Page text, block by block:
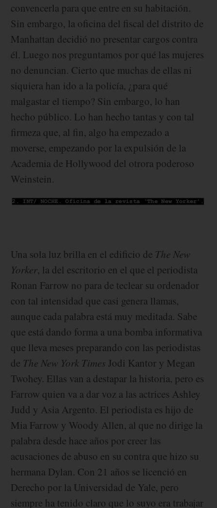
convencerla para que entre en su habitación.
Sin embargo, la oficina del fiscal del distrito de
Manhattan decidió no presentar cargos contra
él. Luego nos preguntamos por qué las mujeres
no denuncian. Cierto que muchas de ellas ni
siquiera han ido a la policía, ¿para qué
malgastar el tiempo? Sin embargo, lo han
hecho público. Lo han hecho tantas y con tal
firmeza que, al fin, algo ha empezado a
moverse, empezando por la expulsión de la
Academia de Hollywood del otrora poderoso
Weinstein.
Una sola luz brilla en el edificio de The New
Yorker, la del escritorio en el que el periodista
Ronan Farrow no para de teclear su ordenador
con tal intensidad que casi genera llamas,
aunque cada palabra está muy meditada. Sabe
que está dando forma a una bomba informativa
que lleva meses preparando con las periodistas
de The New York TimesJodi Kantor y Megan
Twohey. Ellas van a destapar la historia, pero es
Farrow quien va a dar voz a las actrices Ashley
Judd y Asia Argento. El periodista es hijo de
Mia Farrow y Woody Allen, al que no dirige la
palabra desde hace años por creer las
acusaciones de abuso en su contra que hizo su
hermana Dylan. Con 21 años se licenció en
Derecho por la Universidad de Yale, pero
siempre ha tenido claro que lo suyo era trabajar